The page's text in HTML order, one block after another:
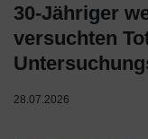
30-Jähriger
versuchten
28.07.2026